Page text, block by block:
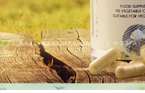
/ КАК УЛУЧШИТЬ РАБОТУ